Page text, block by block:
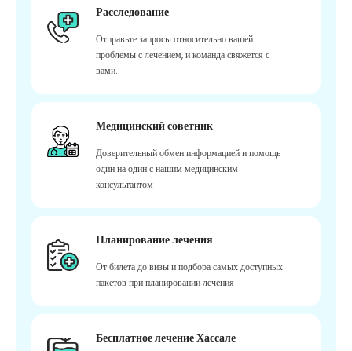
Расследование
Отправьте запросы относительно вашей
проблемы с лечением, и команда свяжется с
вами.
Медицинский советник
Доверительный обмен информацией и помощь
один на один с нашим медицинским
консультантом
Планирование лечения
От билета до визы и подбора самых доступных
пакетов при планировании лечения
Бесплатное лечение Хассале